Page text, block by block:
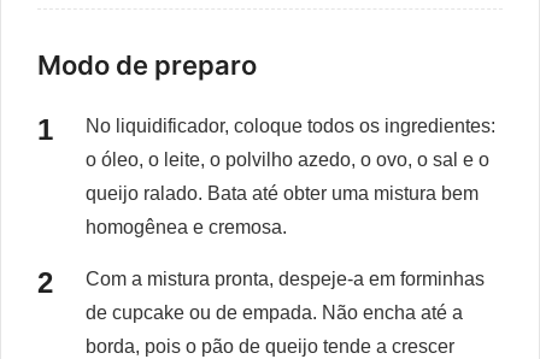
Modo de preparo
No liquidificador, coloque todos os ingredientes:
o óleo, o leite, o polvilho azedo, o ovo, o sal e o
queijo ralado. Bata até obter uma mistura bem
homogênea e cremosa.
Com a mistura pronta, despeje-a em forminhas
de cupcake ou de empada. Não encha até a
borda, pois o pão de queijo tende a crescer